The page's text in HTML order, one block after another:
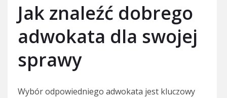
Jak znaleźć dobrego
adwokata dla swojej
sprawy
Wybór odpowiedniego adwokata jest kluczowy